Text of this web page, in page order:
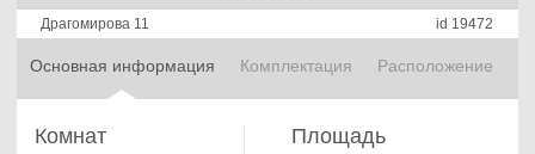
Драгомирова 11 id 19472
Основная информация Комплектация Расположение
Комнат Площадь